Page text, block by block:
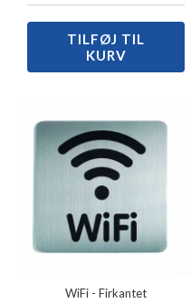
WC
-
Firkantet
TILFØJ TIL
KURV
WiFi - Firkantet